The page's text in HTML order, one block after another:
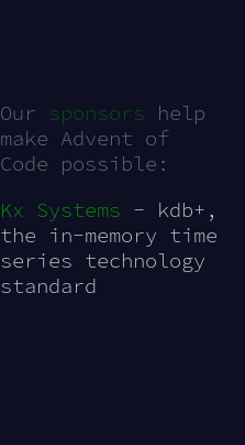
Our sponsors help
make Advent of
Code possible:
Kx Systems - kdb+,
the in-memory time
series technology
standard